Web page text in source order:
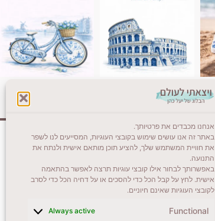
אנחנו מכבדים את פרטיותך.
באתר זה אנו עושים שימוש בקובצי העוגיות, המסייעים לנו לשפר
את חוויית המשתמש שלך, להציע תוכן מותאם אישית ולנתח את
התנועה.
באפשרותך לבחור אילו קובצי עוגיות תרצה לאפשר בהתאמה
אישית. לחץ על קבל הכל כדי להסכים או על דחיה הכל כדי לסרב
לקובצי העוגיות שאינם חיוניים.
Functional
Always active
צרו קשר (לא בשבת)
לשליחת הודעת וואטסאפ
veyatsati.laolam@gmail.com